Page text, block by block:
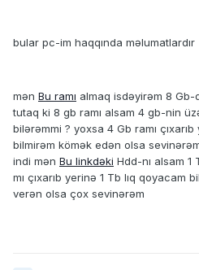
bular pc-im haqqında məlumatlardır
mən Bu ramı almaq isdəyirəm 8 Gb-
tutaq ki 8 gb ramı alsam 4 gb-nin
bilərəmmi ? yoxsa 4 Gb ramı
bilmirəm kömək edən olsa
indi mən Bu linkdəki Hdd-nı alsam
mı çıxarıb yerinə 1 Tb lıq qoyacam
verən olsa çox sevinərəm